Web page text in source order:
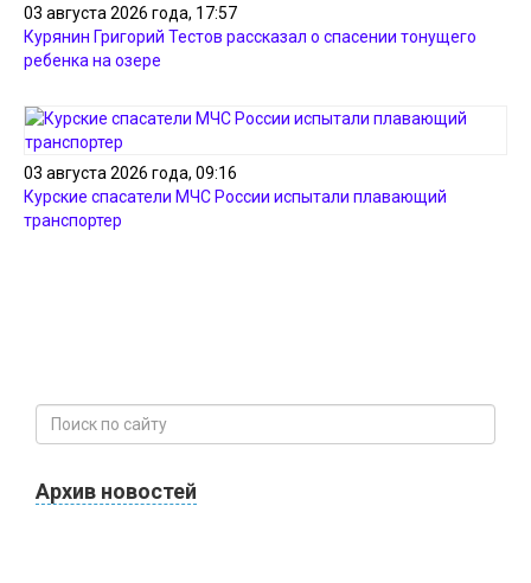
03 августа 2026 года, 17:57
Курянин Григорий Тестов рассказал о спасении тонущего
ребенка на озере
03 августа 2026 года, 09:16
Курские спасатели МЧС России испытали плавающий
транспортер
Архив новостей